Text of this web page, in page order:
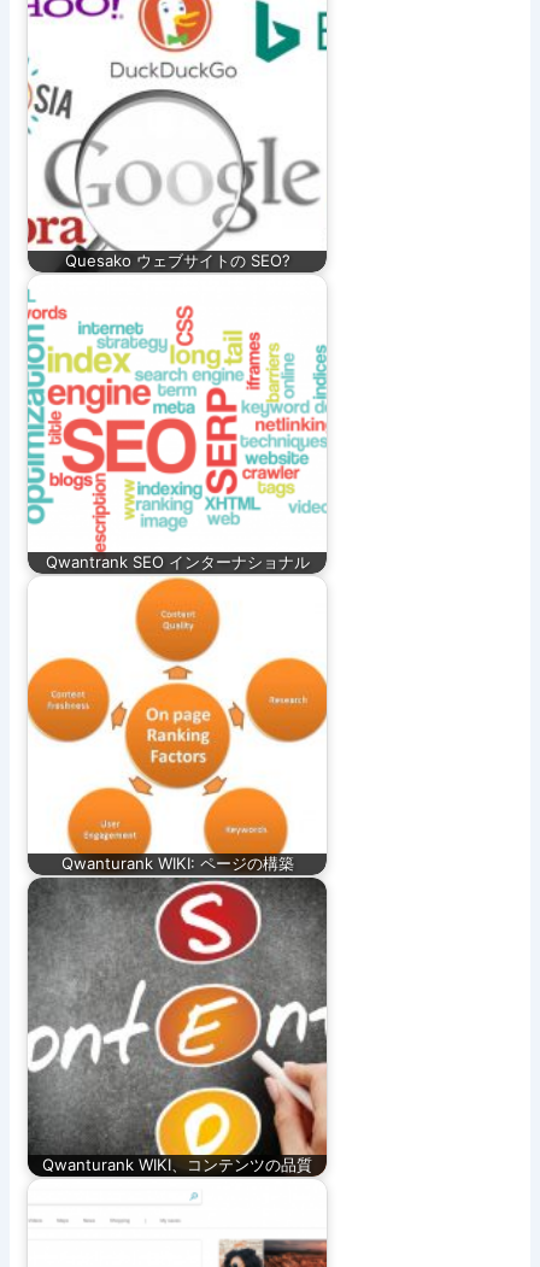
Quesako ウェブサイトの SEO?
Qwantrank SEO インターナショナル
Qwanturank WIKI: ページの構築
Qwanturank WIKI、コンテンツの品質